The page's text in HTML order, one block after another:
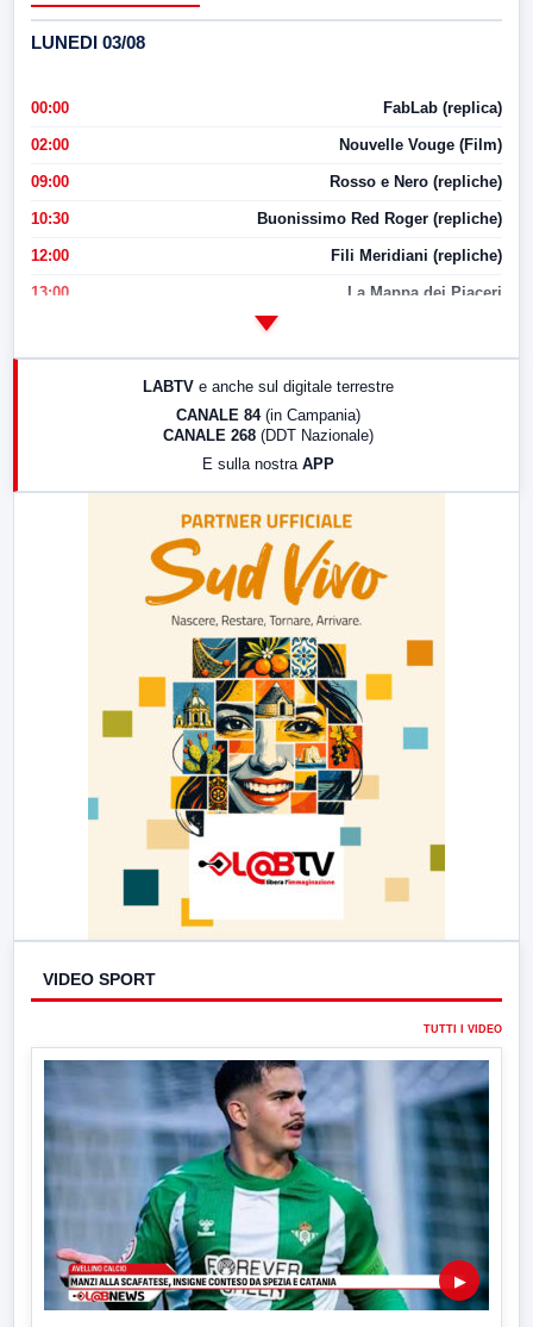
LUNEDI 03/08
00:00 FabLab (replica)
02:00 Nouvelle Vouge (Film)
09:00 Rosso e Nero (repliche)
10:30 Buonissimo Red Roger (repliche)
12:00 Fili Meridiani (repliche)
13:00 La Mappa dei Piaceri
LABTV e anche sul digitale terrestre
CANALE 84 (in Campania)
CANALE 268 (DDT Nazionale)
E sulla nostra APP
VIDEO SPORT
TUTTI I VIDEO
▶